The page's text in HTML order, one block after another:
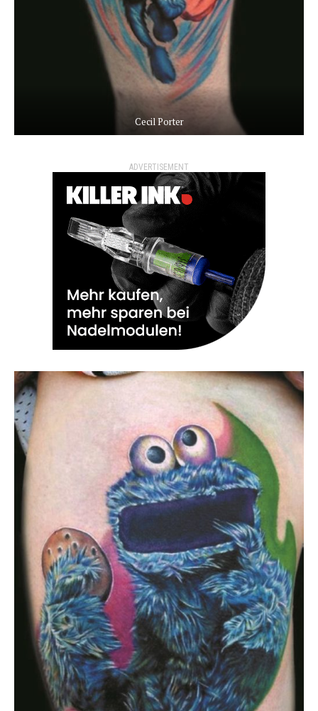
Cecil Porter
ADVERTISEMENT